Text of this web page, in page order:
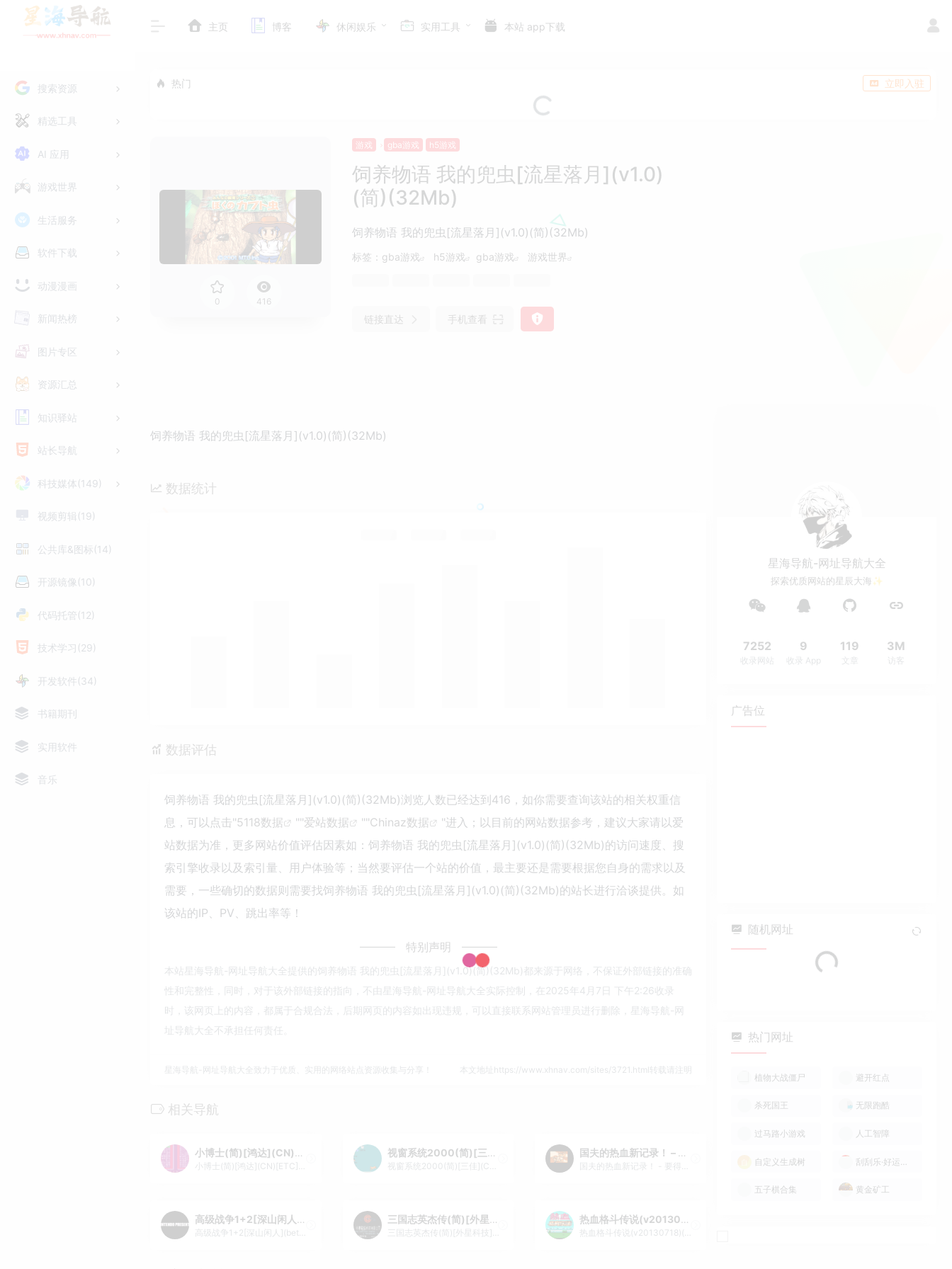
搜索资源
精选工具
AI 应用
游戏世界
生活服务
软件下载
动漫漫画
新闻热榜
图片专区
资源汇总
知识驿站
站长导航
科技媒体(149)
视频剪辑(19)
公共库&图标(14)
开源镜像(10)
代码托管(12)
技术学习(29)
开发软件(34)
书籍期刊
实用软件
音乐
主页 博客 休闲娱乐 实用工具 本站 app下载
热门 立即入驻
0 416
游戏 gba游戏 h5游戏
饲养物语 我的兜虫[流星落月](v1.0)
(简)(32Mb)
饲养物语 我的兜虫[流星落月](v1.0)(简)(32Mb)
标签： gba游戏 h5游戏 gba游戏 游戏世界
链接直达 手机查看
饲养物语 我的兜虫[流星落月](v1.0)(简)(32Mb)
数据统计
数据评估
饲养物语 我的兜虫[流星落月](v1.0)(简)(32Mb)浏览人数已经达到416，如你需要查询该站的相关权重信
息，可以点击"5118数据 ""爱站数据 ""Chinaz数据
"进入；以目前的网站数据参考，建议大家请以爱
站数据为准，更多网站价值评估因素如：饲养物语 我的兜虫[流星落月](v1.0)(简)(32Mb)的访问速度、搜
索引擎收录以及索引量、用户体验等；当然要评估一个站的价值，最主要还是需要根据您自身的需求以及
需要，一些确切的数据则需要找饲养物语 我的兜虫[流星落月](v1.0)(简)(32Mb)的站长进行洽谈提供。如
该站的IP、PV、跳出率等！
特别声明
本站星海导航-网址导航大全提供的饲养物语 我的兜虫[流星落月](v1.0)(简)(32Mb)都来源于网络，不保证外部链接的准确
性和完整性，同时，对于该外部链接的指向，不由星海导航-网址导航大全实际控制，在2025年4月7日 下午2:26收录
时，该网页上的内容，都属于合规合法，后期网页的内容如出现违规，可以直接联系网站管理员进行删除，星海导航-网
址导航大全不承担任何责任。
星海导航-网址导航大全致力于优质、实用的网络站点资源收集与分享！ 本文地址https://www.xhnav.com/sites/3721.html转载请注明
相关导航
小博士(简)[鸿达](CN)[ETC](8Mb) 视窗系统2000(简)[三佳](CN)[ETC](4Mb) 国夫的热血新记录！ – 要得到所有金牌(简)[空气](JP)[SPG](2Mb)
高级战争1+2[深山闲人](beta9预览版)(简)(JP)(128Mb) 三国志英杰传(简)[外星科技](JP)[RPG](4Mb) 热血格斗传说(v20130718)(繁)[热血的鱼缸](JP)[FTG](3.11Mb)
星海导航-网址导航大全
探索优质网站的星辰大海✨
7252
收录网站
9
收录 App
119
文章
3M
访客
广告位
随机网址
Loading...
热门网址
植物大战僵尸 避开红点
杀死国王 无限跑酷
过马路小游戏 人工智障
自定义生成树
五子棋合集 黄金矿工